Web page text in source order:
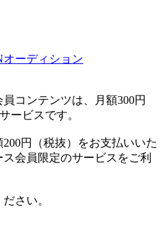
コンテンツは、月額300円
ービスです。
200円（税抜）をお支払いいた
会員限定のサービスをご利
さい。